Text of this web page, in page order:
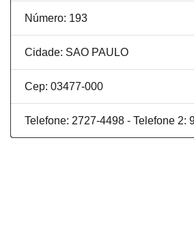
Número: 193
Cidade: SAO PAULO
Cep: 03477-000
Telefone: 2727-4498 - Telefone 2: